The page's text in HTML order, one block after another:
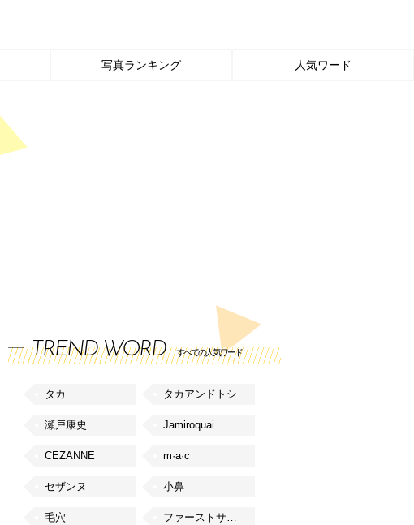
写真ランキング 人気ワード
TREND WORD すべての人気ワード
タカ タカアンドトシ
瀬戸康史 Jamiroquai
CEZANNE m·a·c
セザンヌ 小鼻
毛穴 ファーストサマーウイカ